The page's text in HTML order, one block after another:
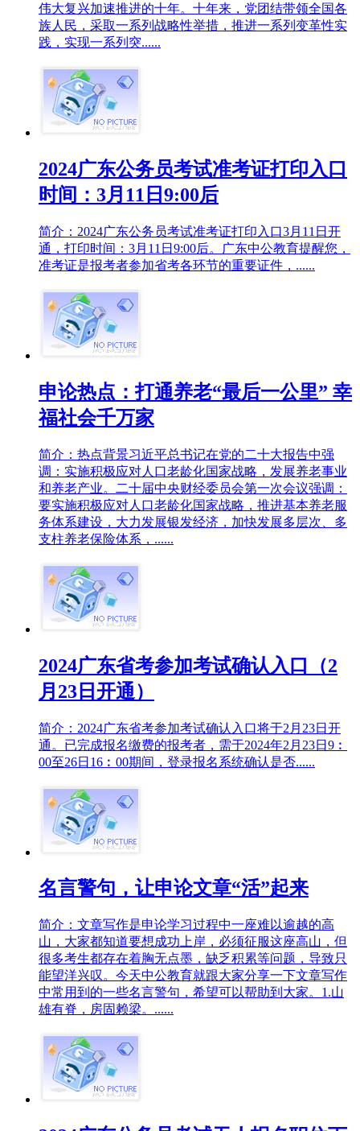
伟大复兴加速推进的十年。十年来，党团结带领全国各
族人民，采取一系列战略性举措，推进一系列变革性实
践，实现一系列突......
2024广东公务员考试准考证打印入口
时间：3月11日9:00后
简介：2024广东公务员考试准考证打印入口3月11日开
通，打印时间：3月11日9:00后。广东中公教育提醒您，
准考证是报考者参加省考各环节的重要证件，......
申论热点：打通养老“最后一公里” 幸
福社会千万家
简介：热点背景习近平总书记在党的二十大报告中强
调：实施积极应对人口老龄化国家战略，发展养老事业
和养老产业。二十届中央财经委员会第一次会议强调：
要实施积极应对人口老龄化国家战略，推进基本养老服
务体系建设，大力发展银发经济，加快发展多层次、多
支柱养老保险体系，......
2024广东省考参加考试确认入口（2
月23日开通）
简介：2024广东省考参加考试确认入口将于2月23日开
通。已完成报名缴费的报考者，需于2024年2月23日9︰
00至26日16︰00期间，登录报名系统确认是否......
名言警句，让申论文章“活”起来
简介：文章写作是申论学习过程中一座难以逾越的高
山，大家都知道要想成功上岸，必须征服这座高山，但
很多考生都存在着胸无点墨，缺乏积累等问题，导致只
能望洋兴叹。今天中公教育就跟大家分享一下文章写作
中常用到的一些名言警句，希望可以帮助到大家。1.山
雄有脊，房固赖梁。......